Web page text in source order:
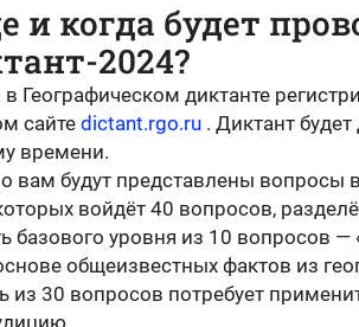
и когда будет
2024?
Географическом диктанте
сайте dictant.rgo.ru . Диктант
времени.
вам будут представлены вопросы
войдёт 40 вопросов,
базового уровня из 10 вопросов —
общеизвестных фактов из
из 30 вопросов потребует